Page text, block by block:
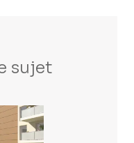
sujet